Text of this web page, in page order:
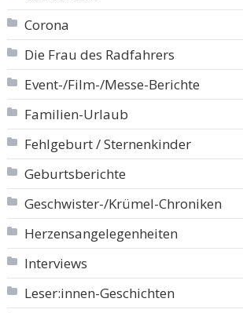
Corona
Die Frau des Radfahrers
Event-/Film-/Messe-Berichte
Familien-Urlaub
Fehlgeburt / Sternenkinder
Geburtsberichte
Geschwister-/Krümel-Chroniken
Herzensangelegenheiten
Interviews
Leser:innen-Geschichten